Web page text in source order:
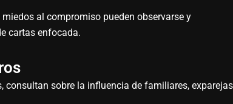
al compromiso pueden observarse y
cartas enfocada.
consultan sobre la influencia de familiares,